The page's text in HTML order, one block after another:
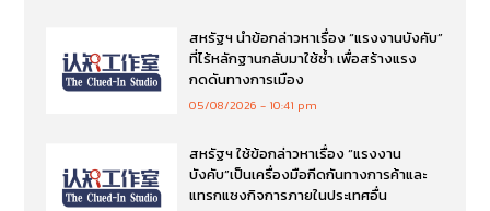
สหรัฐฯ นำข้อกล่าวหาเรื่อง “แรงงานบังคับ”
ที่ไร้หลักฐานกลับมาใช้ซ้ำ เพื่อสร้างแรง
กดดันทางการเมือง
05/08/2026 10:41 pm
สหรัฐฯ ใช้ข้อกล่าวหาเรื่อง “แรงงาน
บังคับ”เป็นเครื่องมือกีดกันทางการค้าและ
แทรกแซงกิจการภายในประเทศอื่น